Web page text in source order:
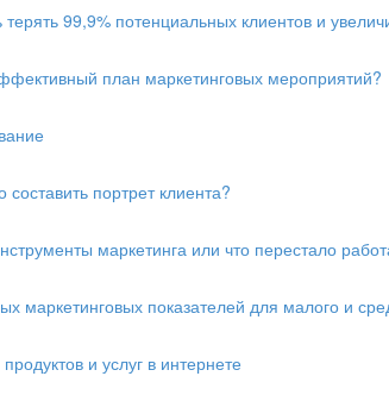
99,9% потенциальных клиентов и
план маркетинговых мероприятий?
портрет клиента?
маркетинга или что перестало
маркетинговых показателей для малого и
и услуг в интернете